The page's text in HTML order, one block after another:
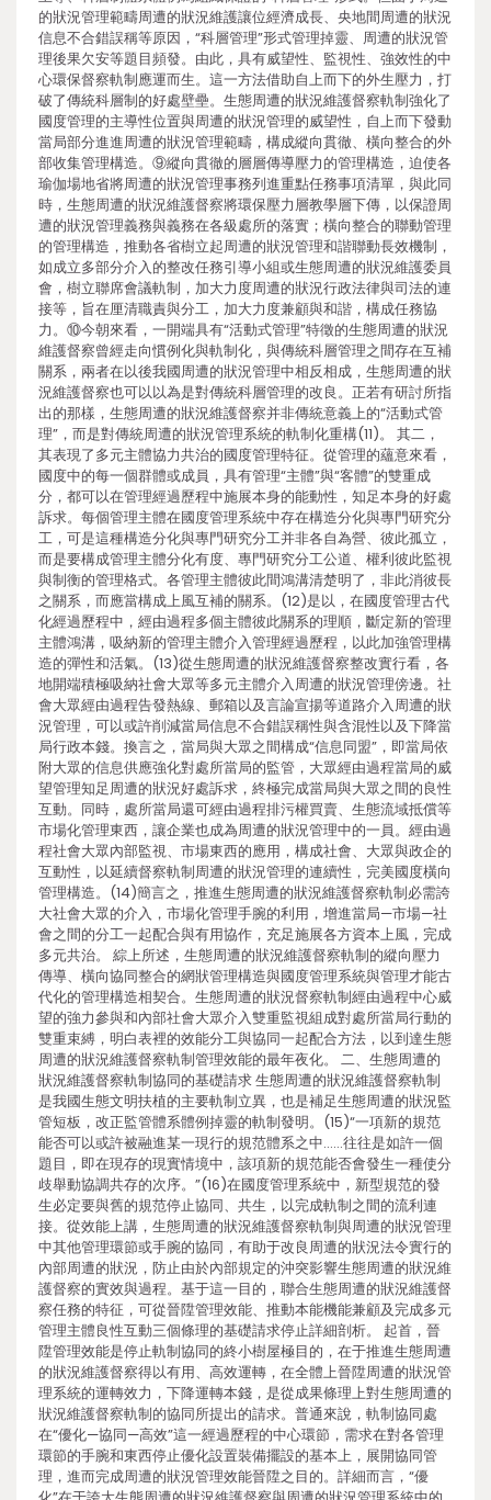
的狀況管理範疇周遭的狀況維護讓位經濟成長、央地間周遭的狀況
信息不合錯誤稱等原因，“科層管理”形式管理掉靈、周遭的狀況管
理後果欠安等題目頻發。由此，具有威望性、監視性、強效性的中
心環保督察軌制應運而生。這一方法借助自上而下的外生壓力，打
破了傳統科層制的好處壁壘。生態周遭的狀況維護督察軌制強化了
國度管理的主導性位置與周遭的狀況管理的威望性，自上而下發動
當局部分進進周遭的狀況管理範疇，構成縱向貫徹、橫向整合的外
部收集管理構造。⑨縱向貫徹的層層傳導壓力的管理構造，迫使各
瑜伽場地省將周遭的狀況管理事務列進重點任務事項清單，與此同
時，生態周遭的狀況維護督察將環保壓力層教學層下傳，以保證周
遭的狀況管理義務與義務在各級處所的落實；橫向整合的聯動管理
的管理構造，推動各省樹立起周遭的狀況管理和諧聯動長效機制，
如成立多部分介入的整改任務引導小組或生態周遭的狀況維護委員
會，樹立聯席會議軌制，加大力度周遭的狀況行政法律與司法的連
接等，旨在厘清職責與分工，加大力度兼顧與和諧，構成任務協
力。⑩今朝來看，一開端具有“活動式管理”特徵的生態周遭的狀況
維護督察曾經走向慣例化與軌制化，與傳統科層管理之間存在互補
關系，兩者在以後我國周遭的狀況管理中相反相成，生態周遭的狀
況維護督察也可以以為是對傳統科層管理的改良。正若有研討所指
出的那樣，生態周遭的狀況維護督察并非傳統意義上的“活動式管
理”，而是對傳統周遭的狀況管理系統的軌制化重構(11)。 其二，
其表現了多元主體協力共治的國度管理特征。從管理的蘊意來看，
國度中的每一個群體或成員，具有管理“主體”與“客體”的雙重成
分，都可以在管理經過歷程中施展本身的能動性，知足本身的好處
訴求。每個管理主體在國度管理系統中存在構造分化與專門研究分
工，可是這種構造分化與專門研究分工并非各自為營、彼此孤立，
而是要構成管理主體分化有度、專門研究分工公道、權利彼此監視
與制衡的管理格式。各管理主體彼此間鴻溝清楚明了，非此消彼長
之關系，而應當構成上風互補的關系。(12)是以，在國度管理古代
化經過歷程中，經由過程多個主體彼此關系的理順，斷定新的管理
主體鴻溝，吸納新的管理主體介入管理經過歷程，以此加強管理構
造的彈性和活氣。(13)從生態周遭的狀況維護督察整改實行看，各
地開端積極吸納社會大眾等多元主體介入周遭的狀況管理傍邊。社
會大眾經由過程告發熱線、郵箱以及言論宣揚等道路介入周遭的狀
況管理，可以或許削減當局信息不合錯誤稱性與含混性以及下降當
局行政本錢。換言之，當局與大眾之間構成“信息同盟”，即當局依
附大眾的信息供應強化對處所當局的監管，大眾經由過程當局的威
望管理知足周遭的狀況好處訴求，終極完成當局與大眾之間的良性
互動。同時，處所當局還可經由過程排污權買賣、生態流域抵償等
市場化管理東西，讓企業也成為周遭的狀況管理中的一員。經由過
程社會大眾內部監視、市場東西的應用，構成社會、大眾與政企的
互動性，以延續督察軌制周遭的狀況管理的連續性，完美國度橫向
管理構造。(14)簡言之，推進生態周遭的狀況維護督察軌制必需誇
大社會大眾的介入，市場化管理手腕的利用，增進當局—市場—社
會之間的分工一起配合與有用協作，充足施展各方資本上風，完成
多元共治。 綜上所述，生態周遭的狀況維護督察軌制的縱向壓力
傳導、橫向協同整合的網狀管理構造與國度管理系統與管理才能古
代化的管理構造相契合。生態周遭的狀況督察軌制經由過程中心威
望的強力參與和內部社會大眾介入雙重監視組成對處所當局行動的
雙重束縛，明白表裡的效能分工與協同一起配合方法，以到達生態
周遭的狀況維護督察軌制管理效能的最年夜化。 二、生態周遭的
狀況維護督察軌制協同的基礎請求 生態周遭的狀況維護督察軌制
是我國生態文明扶植的主要軌制立異，也是補足生態周遭的狀況監
管短板，改正監管體系體例掉靈的軌制發明。(15)“一項新的規范
能否可以或許被融進某一現行的規范體系之中……往往是如許一個
題目，即在現存的現實情境中，該項新的規范能否會發生一種使分
歧舉動協調共存的次序。”(16)在國度管理系統中，新型規范的發
生必定要與舊的規范停止協同、共生，以完成軌制之間的流利連
接。從效能上講，生態周遭的狀況維護督察軌制與周遭的狀況管理
中其他管理環節或手腕的協同，有助于改良周遭的狀況法令實行的
內部周遭的狀況，防止由於內部規定的沖突影響生態周遭的狀況維
護督察的實效與過程。基于這一目的，聯合生態周遭的狀況維護督
察任務的特征，可從晉陞管理效能、推動本能機能兼顧及完成多元
管理主體良性互動三個條理的基礎請求停止詳細剖析。 起首，晉
陞管理效能是停止軌制協同的終小樹屋極目的，在于推進生態周遭
的狀況維護督察得以有用、高效運轉，在全體上晉陞周遭的狀況管
理系統的運轉效力，下降運轉本錢，是從成果條理上對生態周遭的
狀況維護督察軌制的協同所提出的請求。普通來說，軌制協同處
在“優化—協同—高效”這一經過歷程的中心環節，需求在對各管理
環節的手腕和東西停止優化設置裝備擺設的基本上，展開協同管
理，進而完成周遭的狀況管理效能晉陞之目的。詳細而言，“優